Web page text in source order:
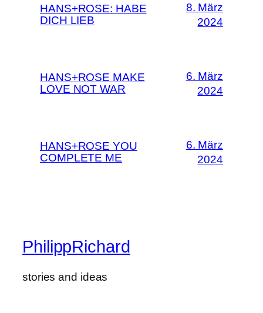
HANS+ROSE: HABE
DICH LIEB
8. März
2024
HANS+ROSE MAKE
LOVE NOT WAR
6. März
2024
HANS+ROSE YOU
COMPLETE ME
6. März
2024
PhilippRichard
stories and ideas